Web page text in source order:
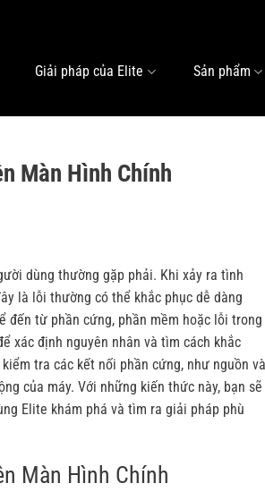
Giải pháp của Elite Sản phẩm
Màn Hình Chính
dùng thường gặp phải. Khi xảy ra tình
là lỗi thường có thể khắc phục dễ dàng
đến từ phần cứng, phần mềm hoặc lỗi trong
xác định nguyên nhân và tìm cách khắc
tra các kết nối phần cứng, như nguồn và
của máy. Với những kiến thức này, bạn sẽ
Elite khám phá và tìm ra giải pháp phù
Màn Hình Chính